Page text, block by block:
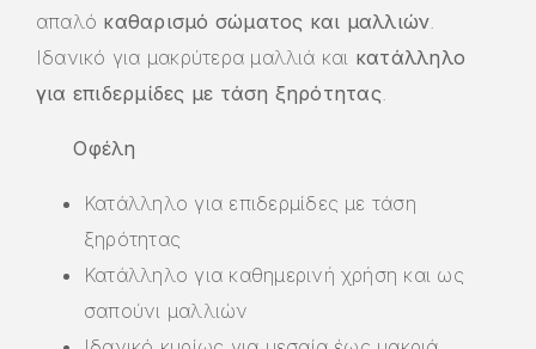
απαλό καθαρισμό σώματος και μαλλιών.
Ιδανικό για μακρύτερα μαλλιά και κατάλληλο
για επιδερμίδες με τάση ξηρότητας.
Οφέλη
Κατάλληλο για επιδερμίδες με τάση
ξηρότητας
Κατάλληλο για καθημερινή χρήση και ως
σαπούνι μαλλιών